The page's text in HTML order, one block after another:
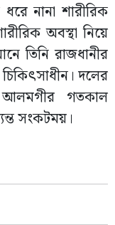
ধরে নানা শারীরিক
অবস্থা নিয়ে
তিনি রাজধানীর
দলের
আলমগীর গতকাল
সংকটময়।